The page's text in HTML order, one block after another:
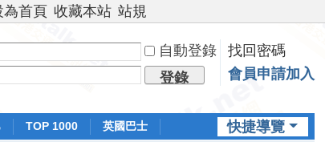
為首頁 收藏本站 站規
自動登錄
找回密碼
登錄 會員申請加入
快捷導覽
TOP 1000
英國巴士